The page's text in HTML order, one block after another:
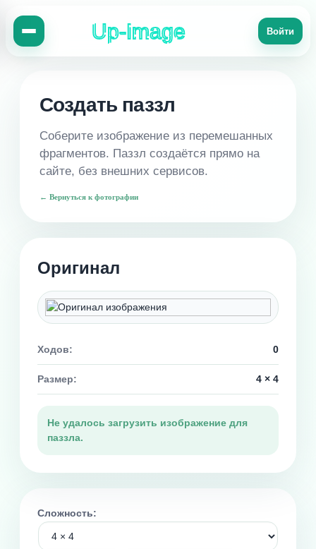
Up-Image Войти
Создать паззл
Соберите изображение из перемешанных
фрагментов. Паззл создаётся прямо на
сайте, без внешних сервисов.
← Вернуться к фотографии
Сложность:
Оригинал
Ходов: 0
Размер: 4 × 4
Не удалось загрузить изображение для
паззла.